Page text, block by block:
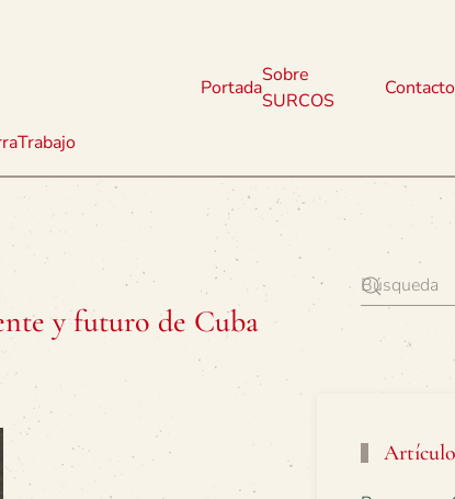
Trabajo
Portada
Sobre
SURCOS
Contacto
y futuro de Cuba